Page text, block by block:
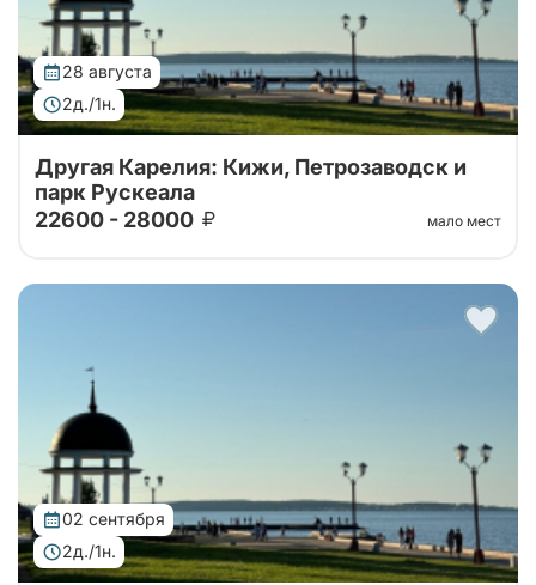
28 августа
2д./1н.
Тур от наших проверенных партнеров. Автобусный
тур 2 дня: крепость Корела, водопады Ахвенкоски ,
Рускеала, Кижи и ферма
Другая Карелия: Кижи, Петрозаводск и
парк Рускеала
22600 - 28000
мало мест
02 сентября
2д./1н.